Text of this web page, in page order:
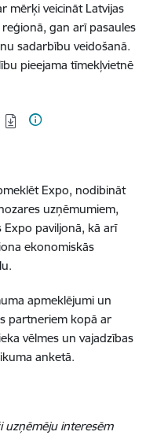
mērķi veicināt Latvijas
gan arī pasaules
sadarbību veidošanā.
pieejama tīmekļvietnē
Expo, nodibināt
uzņēmumiem,
paviljonā, kā arī
ekonomiskās
apmeklējumi un
partneriem kopā ar
vēlmes un vajadzības
anketā.
uzņēmēju interesēm